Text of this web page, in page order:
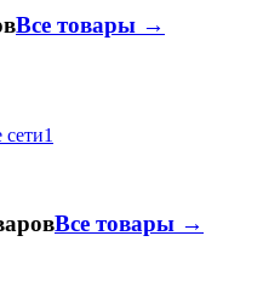
Все товары →
1
Все товары →